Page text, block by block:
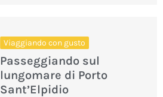
Viaggiando con gusto
Passeggiando sul
lungomare di Porto
Sant’Elpidio